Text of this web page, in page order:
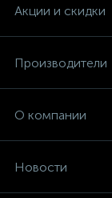
Акции и скидки
Производители
О компании
Новости